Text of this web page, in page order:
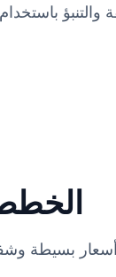
والتنبؤ
أسعار بسيطة